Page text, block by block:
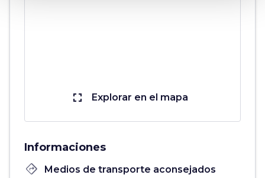
fullscreen Explorar en el mapa
Informaciones
directions Medios de transporte aconsejados